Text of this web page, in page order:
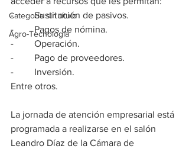
Categoría sin título
Agro-Tecnología
-	Sustitución de pasivos.
-	Pagos de nómina.
-	Operación.
-	Pago de proveedores.
-	Inversión.
Entre otros.
La jornada de atención empresarial está
programada a realizarse en el salón
Leandro Díaz de la Cámara de